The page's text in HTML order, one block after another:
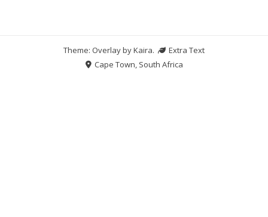
Theme: Overlay byKaira.
Extra Text
Cape Town, South Africa